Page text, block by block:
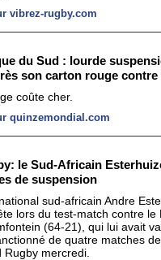
vibrez-rugby.com
du Sud : lourde
son carton rouge contre
coûte cher.
quinzemondial.com
le Sud-Africain
de suspension
sud-africain Andre
lors du test-match contre le
(64-21), qui lui avait
de quatre matches
mercredi.